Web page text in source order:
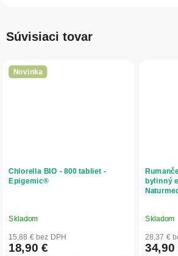
Súvisiaci tovar
Novinka
Chlorella BIO - 800 tabliet -
Epigemic®
Skladom
15,88 € bez DPH
18,90 €
bylinný
Skladom
28,37 €
34,90